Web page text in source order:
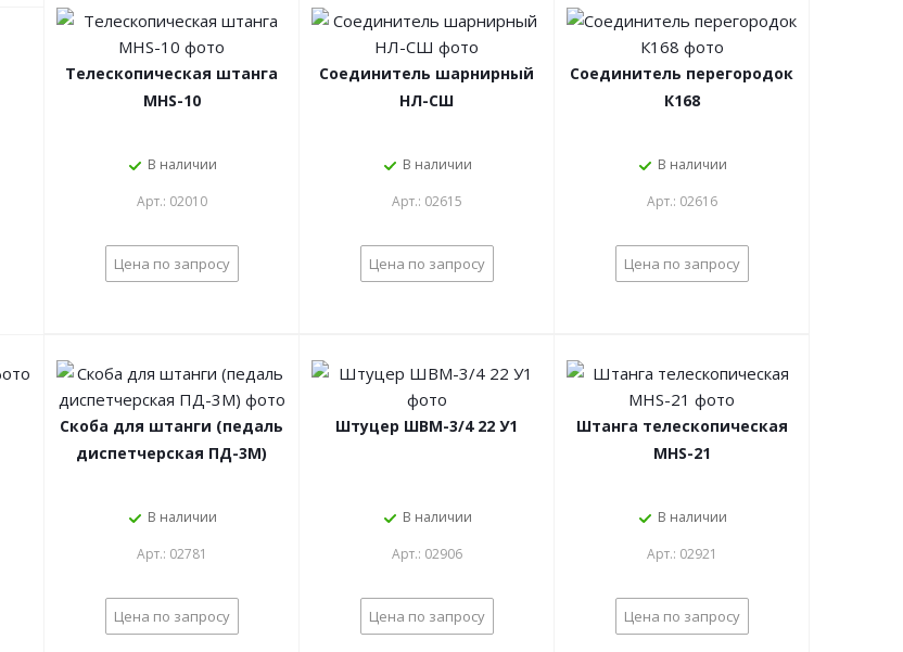
Телескопическая штанга
MHS-10
В наличии
Арт.: 02010
Цена по запросу
Соединитель шарнирный
НЛ-СШ
В наличии
Арт.: 02615
Цена по запросу
Соединитель перегородок
К168
В наличии
Арт.: 02616
Цена по запросу
Скоба для штанги (педаль
диспетчерская ПД-3М)
В наличии
Арт.: 02781
Цена по запросу
Штуцер ШВМ-3/4 22 У1
В наличии
Арт.: 02906
Цена по запросу
Штанга телескопическая
MHS-21
В наличии
Арт.: 02921
Цена по запросу